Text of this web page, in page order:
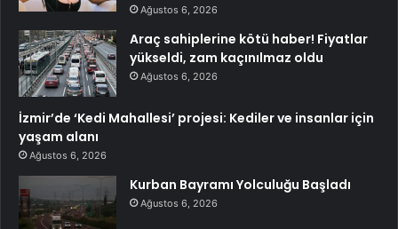
Ağustos 6, 2026
Araç sahiplerine kötü haber! Fiyatlar
yükseldi, zam kaçınılmaz oldu
Ağustos 6, 2026
İzmir’de ‘Kedi Mahallesi’ projesi: Kediler ve insanlar için
yaşam alanı
Ağustos 6, 2026
Kurban Bayramı Yolculuğu Başladı
Ağustos 6, 2026